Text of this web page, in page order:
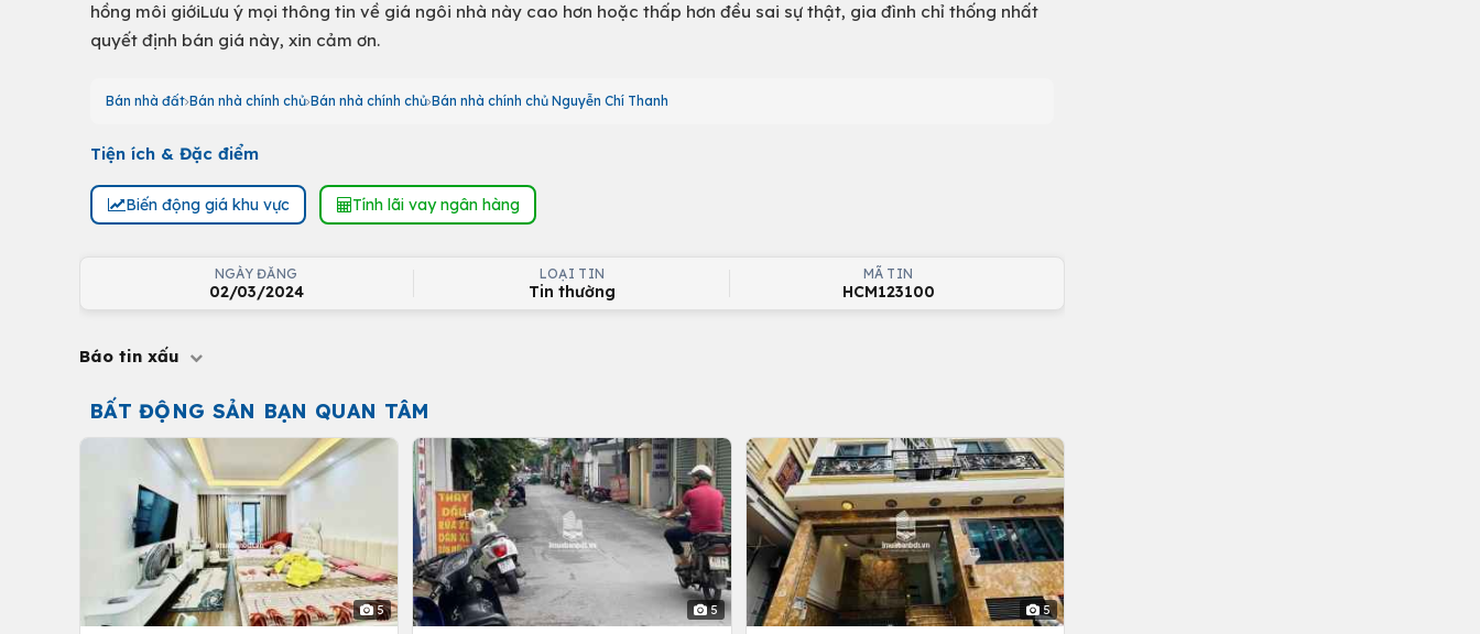
hồng môi giớiLưu ý mọi thông tin về giá ngôi nhà này cao hơn hoặc thấp hơn đều sai sự thật, gia đình chỉ thống nhất
quyết định bán giá này, xin cảm ơn.
Bán nhà đất Bán nhà chính chủ Bán nhà chính chủ Bán nhà chính chủ Nguyễn Chí Thanh
Tiện ích & Đặc điểm
Biến động giá khu vực Tính lãi vay ngân hàng
NGÀY ĐĂNG
02/03/2024
LOẠI TIN
Tin thường
MÃ TIN
HCM123100
Báo tin xấu
BẤT ĐỘNG SẢN BẠN QUAN TÂM
5 5 5